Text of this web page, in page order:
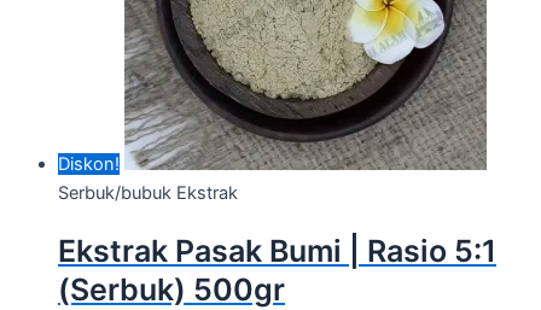
Diskon!
Serbuk/bubuk Ekstrak
Ekstrak Pasak Bumi | Rasio 5:1
(Serbuk) 500gr